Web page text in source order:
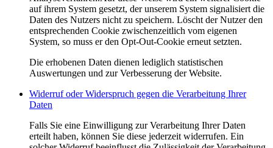
auf ihrem System gesetzt, der unserem System signalisiert die
Daten des Nutzers nicht zu speichern. Löscht der Nutzer den
entsprechenden Cookie zwischenzeitlich vom eigenen
System, so muss er den Opt-Out-Cookie erneut setzten.
Die erhobenen Daten dienen lediglich statistischen
Auswertungen und zur Verbesserung der Website.
Widerruf oder Widerspruch gegen die Verarbeitung Ihrer
Daten
Falls Sie eine Einwilligung zur Verarbeitung Ihrer Daten
erteilt haben, können Sie diese jederzeit widerrufen. Ein